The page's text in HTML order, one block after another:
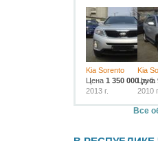
Kia Sorento
Цена 1 350 000 руб.
2013 г.
Kia
Цена
2010
Все